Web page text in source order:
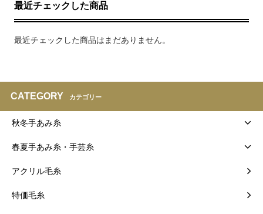
最近チェックした商品
最近チェックした商品はまだありません。
CATEGORY カテゴリー
秋冬手あみ糸
春夏手あみ糸・手芸糸
アクリル毛糸
特価毛糸